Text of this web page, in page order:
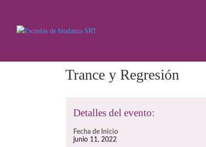
Trance y Regresión
Detalles del evento:
Fecha de Inicio
junio 11, 2022